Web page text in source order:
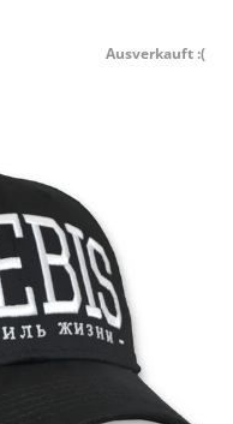
Ausverkauft :(